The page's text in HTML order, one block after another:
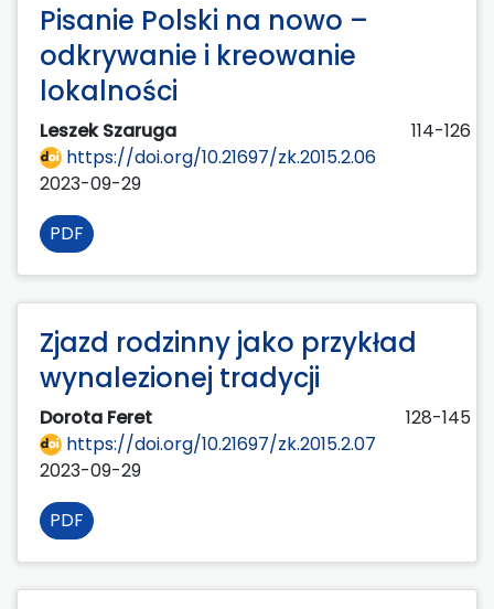
Pisanie Polski na nowo –
odkrywanie i kreowanie
lokalności
Leszek Szaruga
114-126
https://doi.org/10.21697/zk.2015.2.06
2023-09-29
PDF
Zjazd rodzinny jako przykład
wynalezionej tradycji
Dorota Feret
128-145
https://doi.org/10.21697/zk.2015.2.07
2023-09-29
PDF